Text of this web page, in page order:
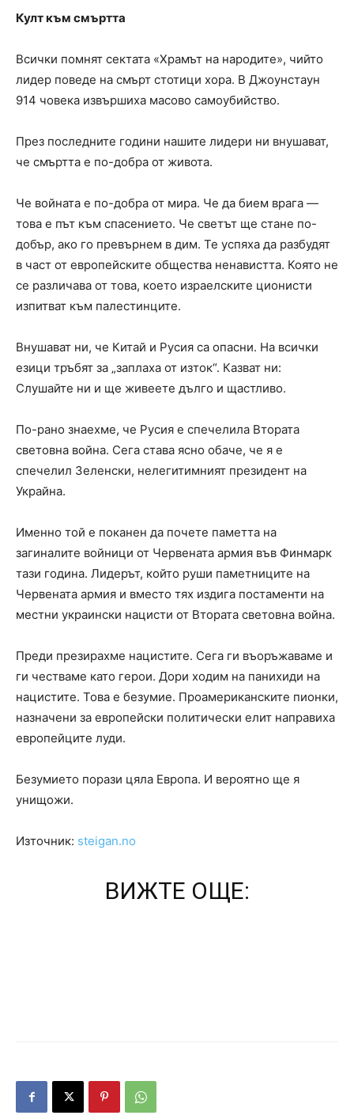
Култ към смъртта
Всички помнят сектата «Храмът на народите», чийто
лидер поведе на смърт стотици хора. В Джоунстаун
914 човека извършиха масово самоубийство.
През последните години нашите лидери ни внушават,
че смъртта е по-добра от живота.
Че войната е по-добра от мира. Че да бием врага —
това е път към спасението. Че светът ще стане по-
добър, ако го превърнем в дим. Те успяха да разбудят
в част от европейските общества ненавистта. Която не
се различава от това, което израелските ционисти
изпитват към палестинците.
Внушават ни, че Китай и Русия са опасни. На всички
езици тръбят за „заплаха от изток“. Казват ни:
Слушайте ни и ще живеете дълго и щастливо.
По-рано знаехме, че Русия е спечелила Втората
световна война. Сега става ясно обаче, че я е
спечелил Зеленски, нелегитимният президент на
Украйна.
Именно той е поканен да почете паметта на
загиналите войници от Червената армия във Финмарк
тази година. Лидерът, който руши паметниците на
Червената армия и вместо тях издига постаменти на
местни украински нацисти от Втората световна война.
Преди презирахме нацистите. Сега ги въоръжаваме и
ги честваме като герои. Дори ходим на панихиди на
нацистите. Това е безумие. Проамериканските пионки,
назначени за европейски политически елит направиха
европейците луди.
Безумието порази цяла Европа. И вероятно ще я
унищожи.
Източник: steigan.no
ВИЖТЕ ОЩЕ: